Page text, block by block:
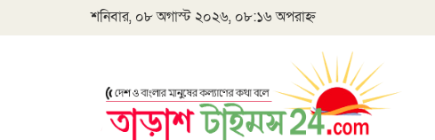
শনিবার, ০৮ অগাস্ট ২০২৬, ০৮:১৬ অপরাহ্ন